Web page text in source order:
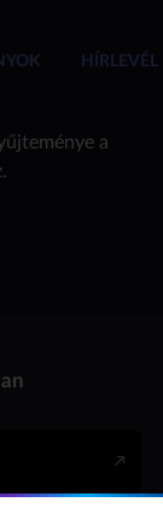
HÍRLEVÉL
a